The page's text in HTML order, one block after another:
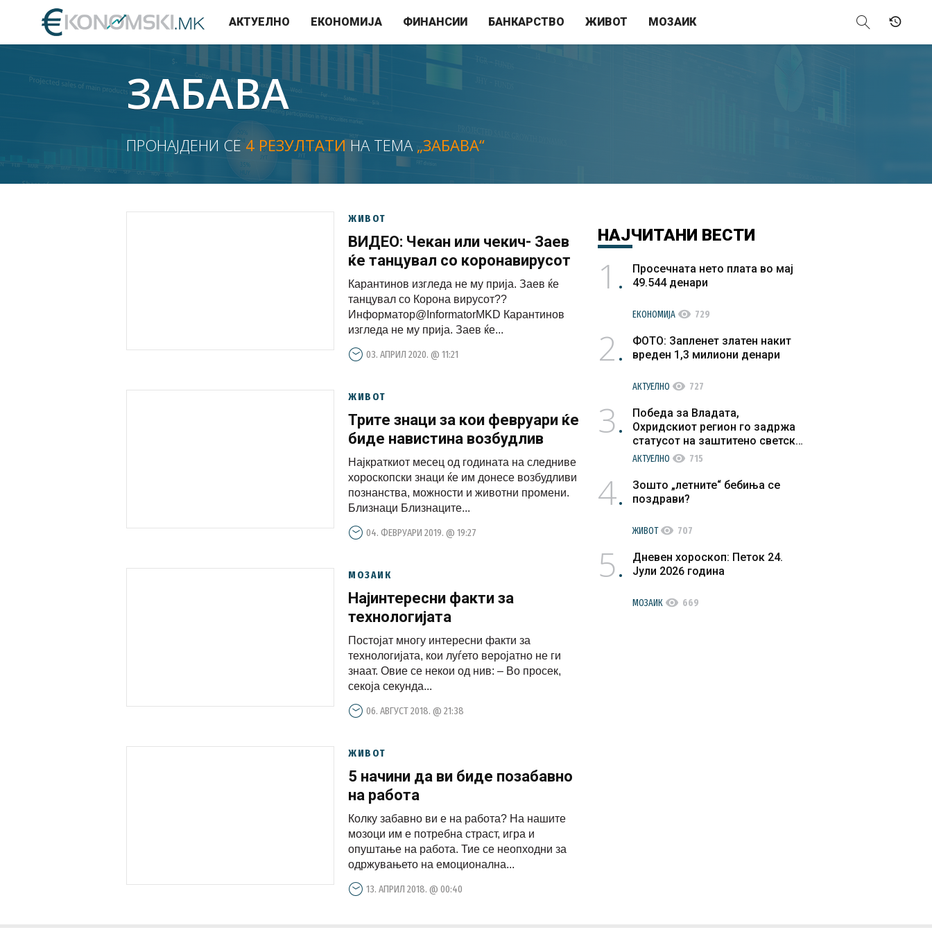
АКТУЕЛНО ЕКОНОМИЈА ФИНАНСИИ БАНКАРСТВО ЖИВОТ МОЗАИК
ЗАБАВА
ПРОНАЈДЕНИ СЕ4 РЕЗУЛТАТИНА ТЕМА „ЗАБАВА“
ЖИВОТ
ВИДЕО: Чекан или чекич- Заев
ќе танцувал со коронавирусот
Карантинов изгледа не му прија. Заев ќе
танцувал со Корона вирусот??
Информатор@InformatorMKD Карантинов
изгледа не му прија. Заев ќе...
03. АПРИЛ 2020. @ 11:21
ЖИВОТ
Трите знаци за кои февруари ќе
биде навистина возбудлив
Најкраткиот месец од годината на следниве
хороскопски знаци ќе им донесе возбудливи
познанства, можности и животни промени.
Близнаци Близнаците...
04. ФЕВРУАРИ 2019. @ 19:27
МОЗАИК
Најинтересни факти за
технологијата
Постојат многу интересни факти за
технологијата, кои луѓето веројатно не ги
знаат. Овие се некои од нив: – Во просек,
секоја секунда...
06. АВГУСТ 2018. @ 21:38
ЖИВОТ
5 начини да ви биде позабавно
на работа
Колку забавно ви е на работа? На нашите
мозоци им е потребна страст, игра и
опуштање на работа. Тие се неопходни за
одржувањето на емоционална...
13. АПРИЛ 2018. @ 00:40
НАЈЧИТАНИ ВЕСТИ
1
Просечната нето плата во мај
49.544 денари
ЕКОНОМИЈА visibility 729
2
ФОТО: Запленет златен накит
вреден 1,3 милиони денари
АКТУЕЛНО visibility 727
3
Победа за Владата,
Охридскиот регион го задржа
статусот на заштитено светско
културно наследство
АКТУЕЛНО visibility 715
4
Зошто „летните“ бебиња се
поздрави?
ЖИВОТvisibility 707
5
Дневен хороскоп: Петок 24.
Јули 2026 година
МОЗАИК visibility 669